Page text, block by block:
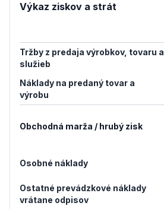
Výkaz ziskov a strát
Tržby z predaja výrobkov, tovaru a
služieb
Náklady na predaný tovar a
výrobu
Obchodná marža / hrubý zisk
Osobné náklady
Ostatné prevádzkové náklady
vrátane odpisov